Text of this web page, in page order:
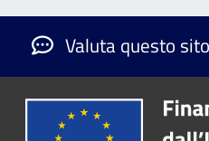
Valuta questo